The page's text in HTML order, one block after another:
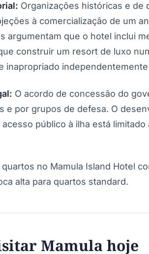
Organizações históricas e de
à comercialização de um
argumentam que o hotel inclui
construir um resort de luxo
inapropriado
O acordo de concessão do
e por grupos de defesa. O
público à ilha está
no Mamula Island Hotel
alta para quartos standard.
Mamula hoje